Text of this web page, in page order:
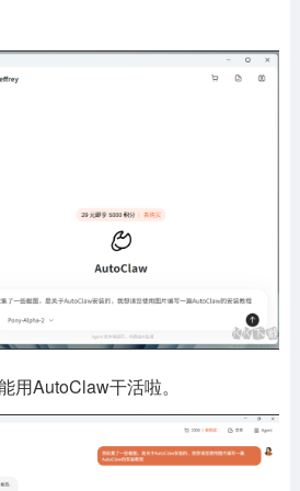
用AutoClaw干活啦。